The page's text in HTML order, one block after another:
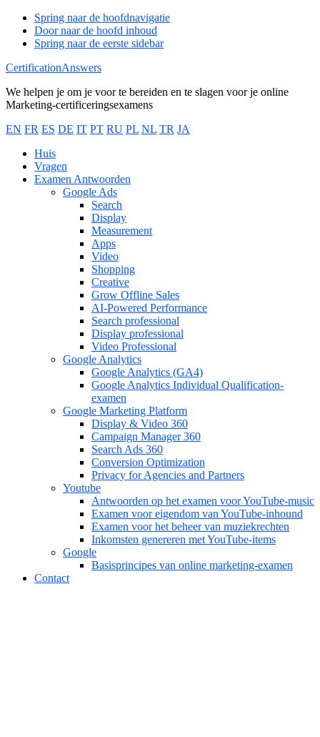
Spring naar de hoofdnavigatie
Door naar de hoofd inhoud
Spring naar de eerste sidebar
CertificationAnswers
We helpen je om je voor te bereiden en te slagen voor je online
Marketing-certificeringsexamens
EN FR ES DE IT PT RU PL NL TR JA
Huis
Vragen
Examen Antwoorden
Google Ads
Search
Display
Measurement
Apps
Video
Shopping
Creative
Grow Offline Sales
AI-Powered Performance
Search professional
Display professional
Video Professional
Google Analytics
Google Analytics (GA4)
Google Analytics Individual Qualification-
examen
Google Marketing Platform
Display & Video 360
Campaign Manager 360
Search Ads 360
Conversion Optimization
Privacy for Agencies and Partners
Youtube
Antwoorden op het examen voor YouTube-music
Examen voor eigendom van YouTube-inhound
Examen voor het beheer van muziekrechten
Inkomsten genereren met YouTube-items
Google
Basisprincipes van online marketing-examen
Contact